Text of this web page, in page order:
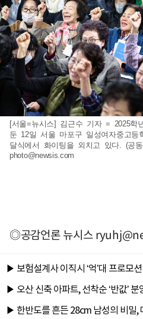
[서울=뉴시스] 김근수 기자 = 2025학
둔 12일 서울 마포구 일성여자중고
달식에서 화이팅을 외치고 있다. (공
photo@newsis.com
◎공감언론 뉴시스